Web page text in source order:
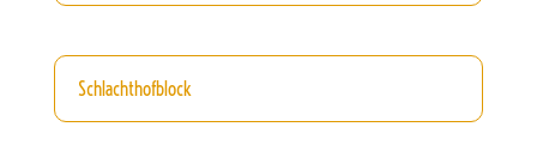
Schlachthofblock